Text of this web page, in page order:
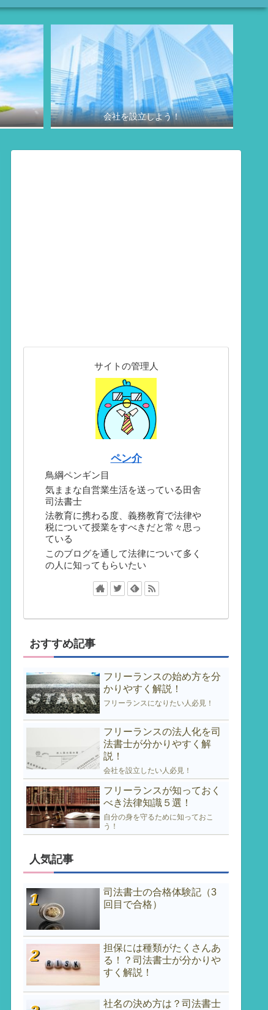
会社を設立しよう！
サイトの管理人
ペン介
鳥綱ペンギン目
気ままな自営業生活を送っている田舎
司法書士
法教育に携わる度、義務教育で法律や
税について授業をすべきだと常々思っ
ている
このブログを通して法律について多く
の人に知ってもらいたい
おすすめ記事
フリーランスの始め方を分
かりやすく解説！
フリーランスになりたい人必見！
フリーランスの法人化を司
法書士が分かりやすく解
説！
会社を設立したい人必見！
フリーランスが知っておく
べき法律知識５選！
自分の身を守るために知っておこ
う！
人気記事
司法書士の合格体験記（3
回目で合格）
担保には種類がたくさんあ
る！？司法書士が分かりや
すく解説！
社名の決め方は？司法書士